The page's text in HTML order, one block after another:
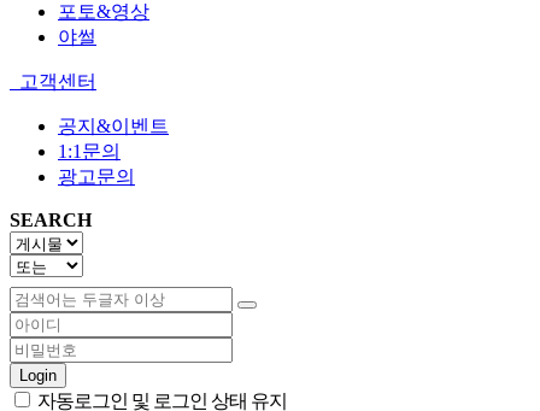
포토&영상
야썰
고객센터
공지&이벤트
1:1문의
광고문의
SEARCH
Login
자동로그인 및 로그인 상태 유지